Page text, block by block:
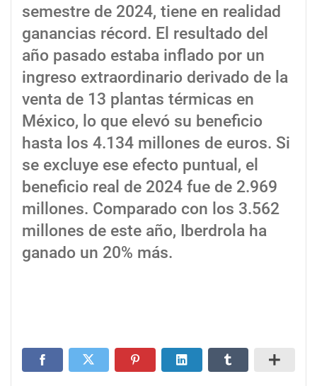
semestre de 2024, tiene en realidad
ganancias récord. El resultado del
año pasado estaba inflado por un
ingreso extraordinario derivado de la
venta de 13 plantas térmicas en
México, lo que elevó su beneficio
hasta los 4.134 millones de euros. Si
se excluye ese efecto puntual, el
beneficio real de 2024 fue de 2.969
millones. Comparado con los 3.562
millones de este año, Iberdrola ha
ganado un 20% más.